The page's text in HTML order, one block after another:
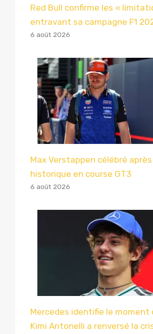
Red Bull confirme les «
entravant sa campagne F1
6 août 2026
Max Verstappen célébré
historique en course GT3
6 août 2026
Mercedes identifie le moment
Kimi Antonelli a renversé la